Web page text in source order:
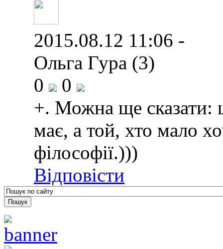
2015.08.12 11:06 -
Ольга Гура (3)
0
0
+. Можна ще сказати:
має, а той, хто мало
філософії.)))
Відповісти